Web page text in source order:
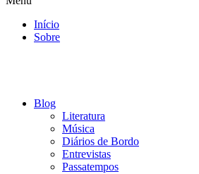
Início
Sobre
Blog
Literatura
Música
Diários de Bordo
Entrevistas
Passatempos